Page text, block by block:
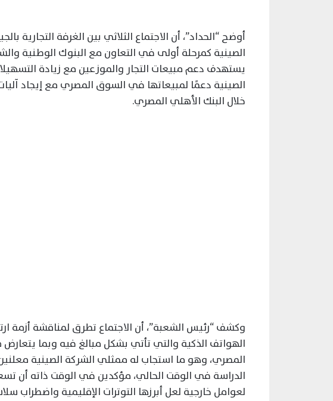
أوضح “الحداد”، أن الاجتماع الثلاثي بين الغرفة التجارية
الصينية كمرحلة أولى في التعاون مع البنوك الوطنية
يستهدف دعم مبيعات التجار والموزعين مع زيادة
الصينية دعمًا لمبيعاتها في السوق المصري مع إيجاد
خلال البنك الأهلي المصري.
وكشف “رئيس الشعبة”، أن الاجتماع تطرق لمناقشة أزمة
الهواتف الذكية والتي تأتي بشكل مبالغ فيه وبما
المصري، وهو ما استجاب له ممثلي الشركة الصينية
الدراسة في الوقت الحالي، مؤكدين في الوقت ذاته أن
لعوامل خارجية لعل أبرزها التوترات الإقليمية واضطراب